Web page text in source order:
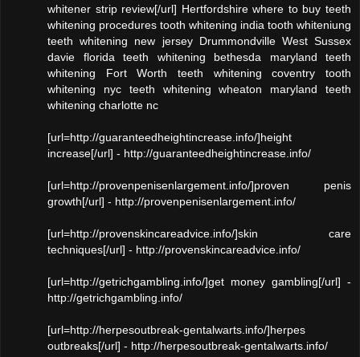
whitener strip review[/url] Hertfordshire where to buy teeth
whitening procedures tooth whitening india tooth whiteniung
teeth whitening new jersey Drummondville West Sussex
davie florida teeth whitening bethesda maryland teeth
whitening Fort Worth teeth whitening coventry tooth
whitening nyc teeth whitening wheaton maryland teeth
whitening charlotte nc
[url=http://guaranteedheightincrease.info/]height
increase[/url] - http://guaranteedheightincrease.info/
[url=http://provenpenisenlargement.info/]proven penis
growth[/url] - http://provenpenisenlargement.info/
[url=http://provenskincareadvice.info/]skin care
techniques[/url] - http://provenskincareadvice.info/
[url=http://getrichgambling.info/]get money gambling[/url] -
http://getrichgambling.info/
[url=http://herpesoutbreak-gentalwarts.info/]herpes
outbreaks[/url] - http://herpesoutbreak-gentalwarts.info/